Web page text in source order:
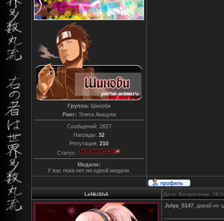
Группа: Шиноби
Ранг: Элита Акацуки
Сообщений: 2827
Награды: 32
Репутация: 210
Статус:
Медали:
У вас пока нет ни одной медали.
LeNkiShA Дата: Воскресенье,
Julya_5147 , давай не